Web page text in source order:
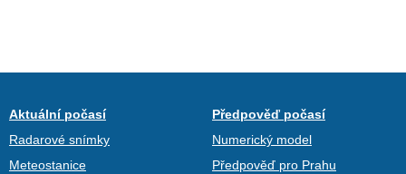
Aktuální počasí
Radarové snímky
Meteostanice
Předpověď počasí
Numerický model
Předpověď pro Prahu